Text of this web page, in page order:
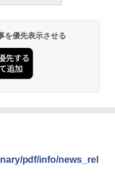
を優先表示させる
pdf/info/news_rel